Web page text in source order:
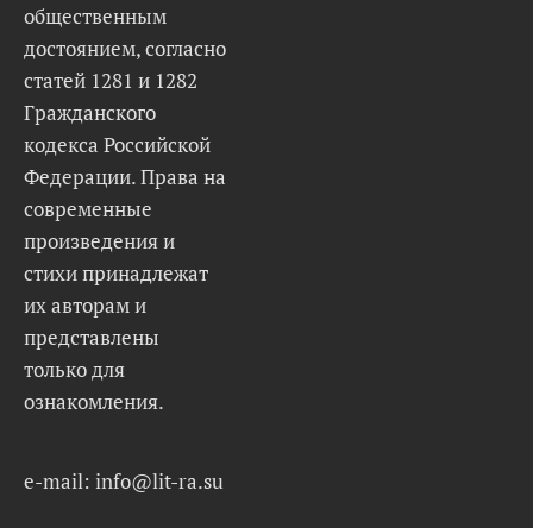
общественным
достоянием, согласно
статей 1281 и 1282
Гражданского
кодекса Российской
Федерации. Права на
современные
произведения и
стихи принадлежат
их авторам и
представлены
только для
ознакомления.
e-mail: info@lit-ra.su